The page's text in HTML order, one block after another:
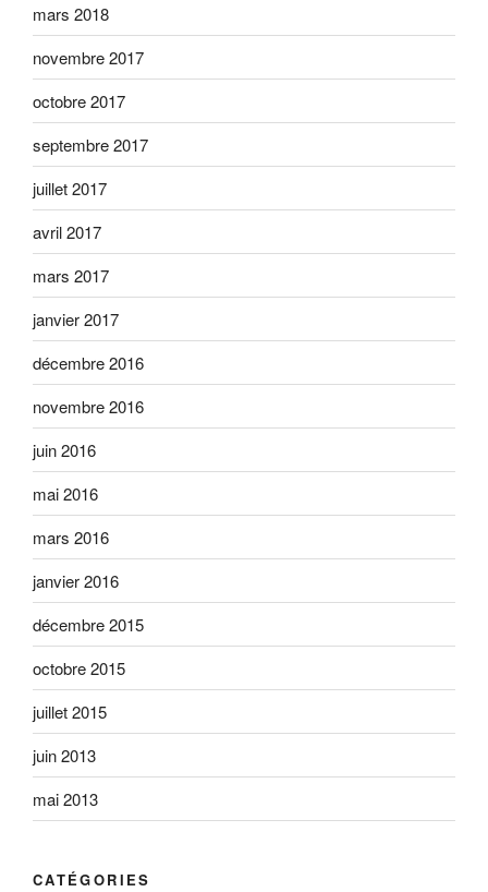
mars 2018
novembre 2017
octobre 2017
septembre 2017
juillet 2017
avril 2017
mars 2017
janvier 2017
décembre 2016
novembre 2016
juin 2016
mai 2016
mars 2016
janvier 2016
décembre 2015
octobre 2015
juillet 2015
juin 2013
mai 2013
CATÉGORIES